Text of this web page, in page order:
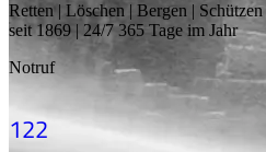
Retten | Löschen | Bergen | Schützen
seit 1869 | 24/7 365 Tage im Jahr
Notruf
122